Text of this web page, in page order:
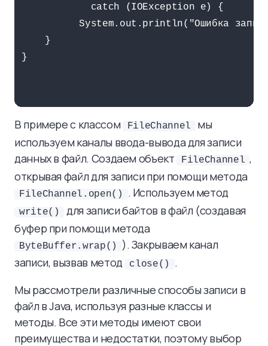
            catch (IOException e) {
System.out.println("Ошибка
    }
}
В примере с классом FileChannel
мы
используем каналы ввода-вывода для записи
данных в файл. Создаем объект
FileChannel ,
открывая файл для записи при помощи метода
FileChannel.open() . Используем метод
write()
для записи байтов в файл (создавая
буфер при помощи метода
ByteBuffer.wrap()
). Закрываем канал
записи, вызвав метод
close()
.
Мы рассмотрели различные способы записи в
файл в Java, используя разные классы и
методы. Все эти методы имеют свои
преимущества и недостатки, поэтому выбор